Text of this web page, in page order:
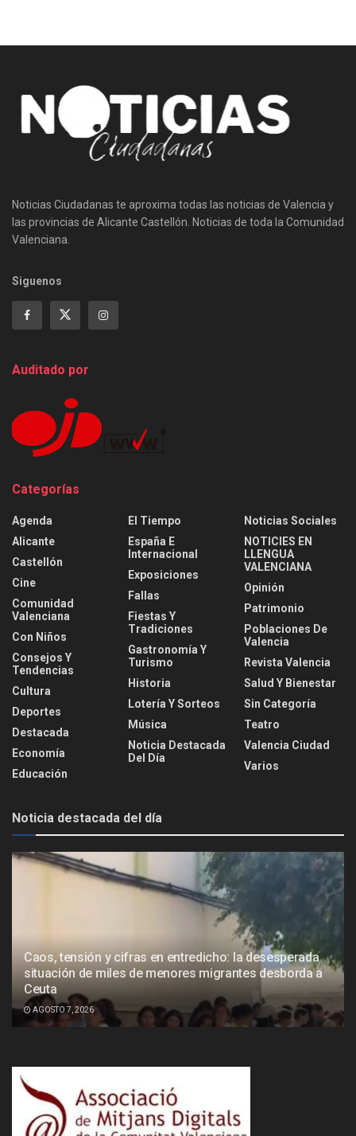
Noticias Ciudadanas te aproxima todas las noticias de Valencia y
las provincias de Alicante Castellón. Noticias de toda la Comunidad
Valenciana.
Siguenos
Auditado por
Categorías
Agenda
Alicante
Castellón
Cine
Comunidad
Valenciana
Con Niños
Consejos Y
Tendencias
Cultura
Deportes
Destacada
Economía
Educación
El Tiempo
España E
Internacional
Exposiciones
Fallas
Fiestas Y
Tradiciones
Gastronomía Y
Turismo
Historia
Lotería Y Sorteos
Música
Noticia Destacada
Del Día
Noticias Sociales
NOTICIES EN
LLENGUA
VALENCIANA
Opinión
Patrimonio
Poblaciones De
Valencia
Revista Valencia
Salud Y Bienestar
Sin Categoría
Teatro
Valencia Ciudad
Varios
Noticia destacada del día
Caos, tensión y cifras en entredicho: la desesperada
situación de miles de menores migrantes desborda a
Ceuta
AGOSTO 7, 2026